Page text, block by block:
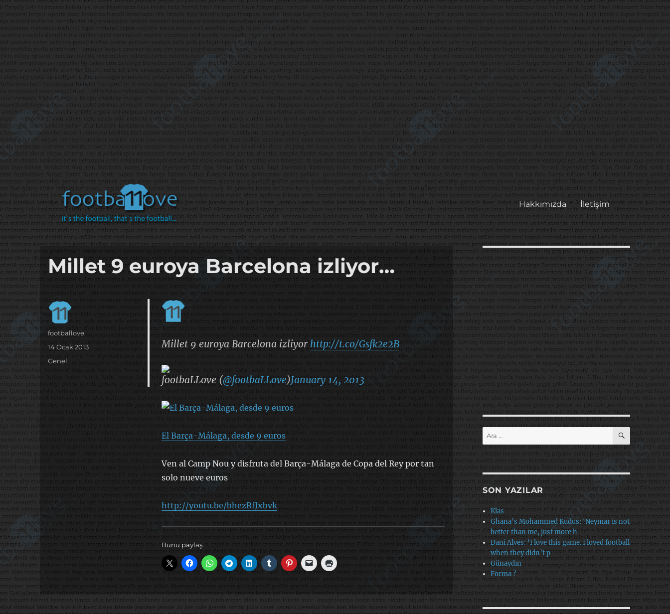
footbaLLove
it's the football, that's the football…
Hakkımızda İletişim
Millet 9 euroya Barcelona izliyor…
Millet 9 euroya Barcelona izliyorhttp://t.co/Gsfk2e2B
footbaLLove (@footbaLLove)January 14, 2013
El Barça-Málaga, desde 9 euros
Ven al Camp Nou y disfruta del Barça-Málaga de Copa del Rey por tan
solo nueve euros
http://youtu.be/bhezRfJxbvk
Bunu paylaş:
Yazar
footballove
Yayın
tarihi
14 Ocak 2013
Kategoriler
Genel
Ara: ARA
SON YAZILAR
Klas
Ghana’s Mohammed Kudus: ‘Neymar is not
better than me, just more h
Dani Alves: ‘I love this game. I loved football
when they didn’t p
Günaydın
Forma ?